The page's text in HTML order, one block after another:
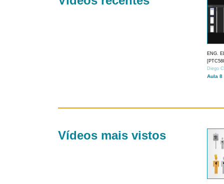
ENG.
Diego
Aula 8
Vídeos mais vistos